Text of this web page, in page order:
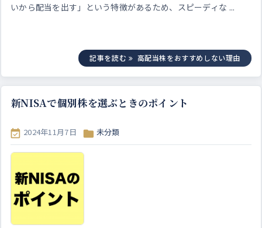
いから配当を出す」という特徴があるため、スピーディな ...
記事を読む 高配当株をおすすめしない理由
新NISAで個別株を選ぶときのポイント
 2024年11月7日  未分類